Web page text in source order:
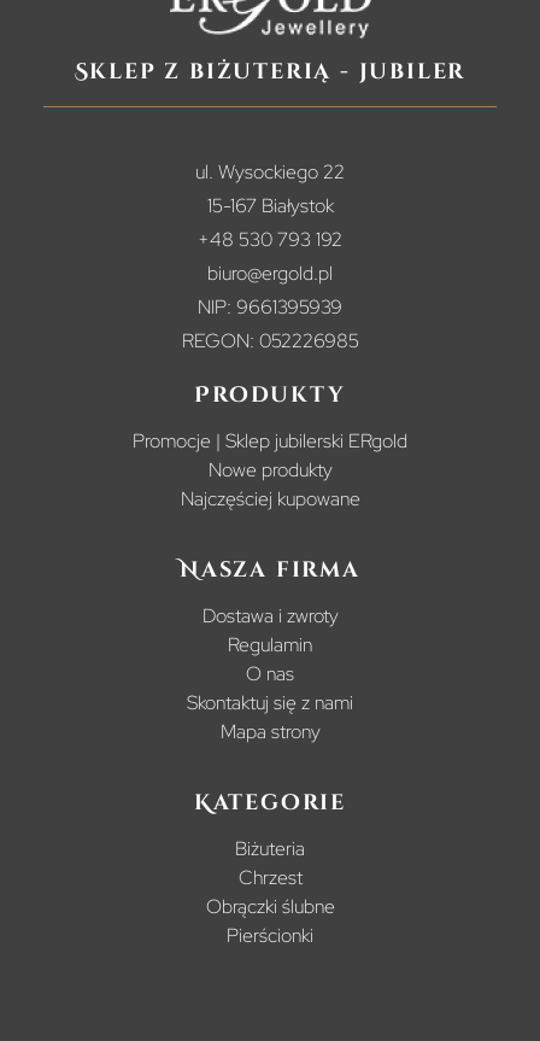
Sklep z biżuterią - jubiler
ul. Wysockiego 22
15-167 Białystok
+48 530 793 192
biuro@ergold.pl
NIP: 9661395939
REGON: 052226985
Produkty
Promocje | Sklep jubilerski ERgold
Nowe produkty
Najczęściej kupowane
Nasza firma
Dostawa i zwroty
Regulamin
O nas
Skontaktuj się z nami
Mapa strony
Kategorie
Biżuteria
Chrzest
Obrączki ślubne
Pierścionki